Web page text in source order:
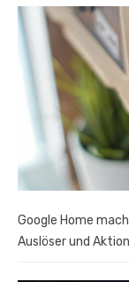
Google Home
Auslöser und